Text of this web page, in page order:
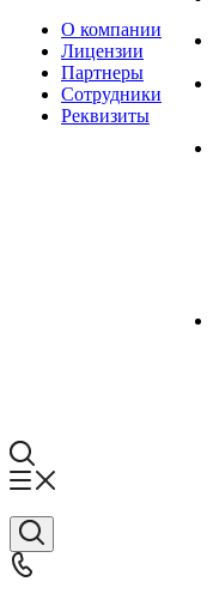
О компании
Лицензии
Партнеры
Сотрудники
Реквизиты